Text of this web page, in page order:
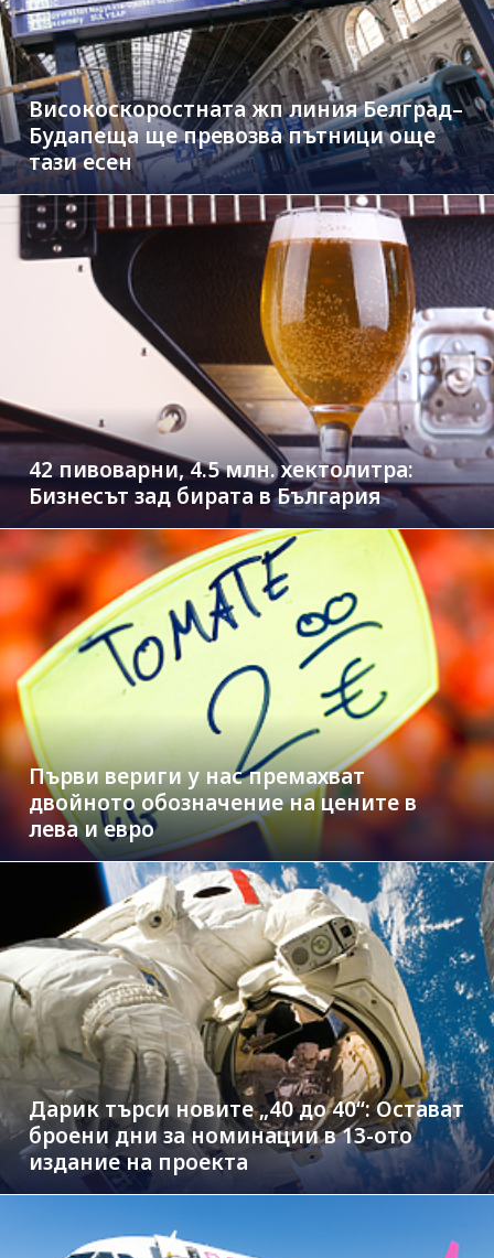
Високоскоростната жп линия Белград–
Будапеща ще превозва пътници още
тази есен
42 пивоварни, 4.5 млн. хектолитра:
Бизнесът зад бирата в България
Първи вериги у нас премахват
двойното обозначение на цените в
лева и евро
Дарик търси новите „40 до 40“: Остават
броени дни за номинации в 13-ото
издание на проекта